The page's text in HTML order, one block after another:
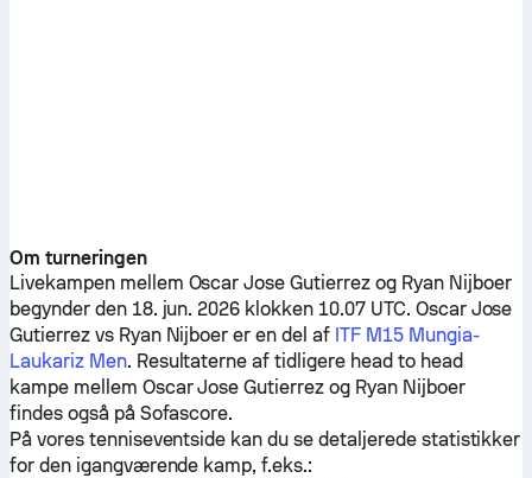
Om turneringen
Livekampen mellem Oscar Jose Gutierrezog Ryan Nijboer
begynder den 18. jun. 2026 klokken 10.07 UTC. Oscar Jose
Gutierrezvs Ryan Nijboer er en del af ITF M15 Mungia-
Laukariz Men. Resultaterne af tidligere head to head
kampe mellem Oscar Jose Gutierrez og Ryan Nijboer
findes også på Sofascore.
På vores tenniseventside kan du se detaljerede statistikker
for den igangværende kamp, f.eks.: